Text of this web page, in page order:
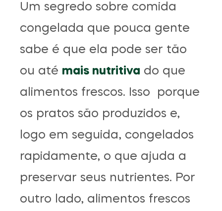
Um segredo sobre comida
congelada que pouca gente
sabe é que ela pode ser tão
ou até mais nutritiva do que
alimentos frescos. Isso porque
os pratos são produzidos e,
logo em seguida, congelados
rapidamente, o que ajuda a
preservar seus nutrientes. Por
outro lado, alimentos frescos